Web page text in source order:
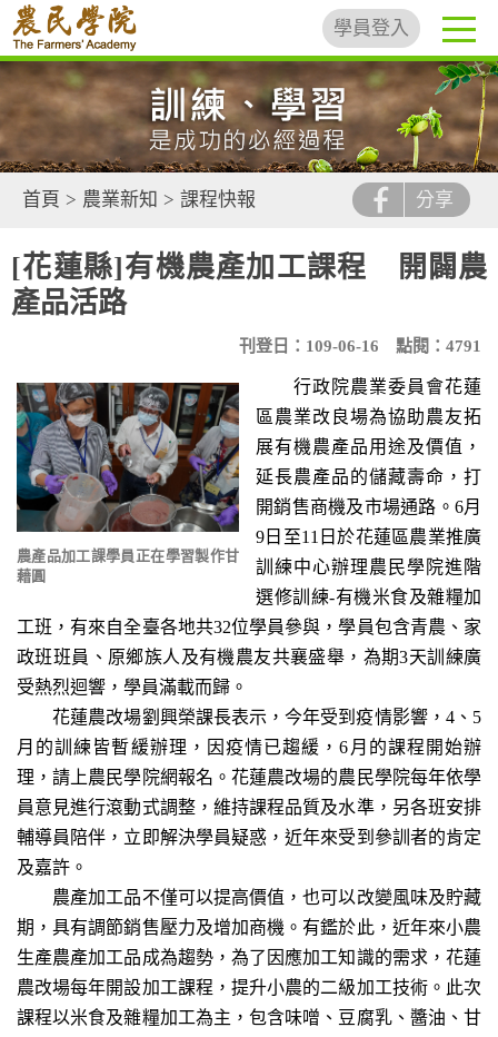
學員登入
首頁 > 農業新知 > 課程快報 分享
[花蓮縣]有機農產加工課程 開闢農
產品活路
刊登日：109-06-16 點閱：4791
農產品加工課學員正在學習製作甘
藉圓
行政院農業委員會花蓮
區農業改良場為協助農友拓
展有機農產品用途及價值，
延長農產品的儲藏壽命，打
開銷售商機及市場通路。6月
9日至11日於花蓮區農業推廣
訓練中心辦理農民學院進階
選修訓練-有機米食及雜糧加
工班，有來自全臺各地共32位學員參與，學員包含青農、家
政班班員、原鄉族人及有機農友共襄盛舉，為期3天訓練廣
受熱烈迴響，學員滿載而歸。
花蓮農改場劉興榮課長表示，今年受到疫情影響，4、5
月的訓練皆暫緩辦理，因疫情已趨緩，6月的課程開始辦
理，請上農民學院網報名。花蓮農改場的農民學院每年依學
員意見進行滾動式調整，維持課程品質及水準，另各班安排
輔導員陪伴，立即解決學員疑惑，近年來受到參訓者的肯定
及嘉許。
農產加工品不僅可以提高價值，也可以改變風味及貯藏
期，具有調節銷售壓力及增加商機。有鑑於此，近年來小農
生產農產加工品成為趨勢，為了因應加工知識的需求，花蓮
農改場每年開設加工課程，提升小農的二級加工技術。此次
課程以米食及雜糧加工為主，包含味噌、豆腐乳、醬油、甘